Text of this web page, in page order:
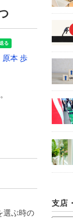
原本 歩
選ぶ時の
支店